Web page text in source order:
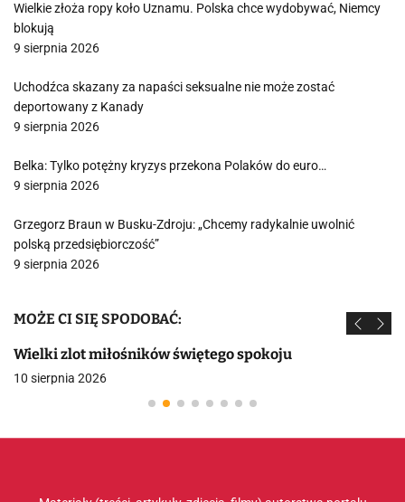
Wielkie złoża ropy koło Uznamu. Polska chce wydobywać, Niemcy
blokują
9 sierpnia 2026
Uchodźca skazany za napaści seksualne nie może zostać
deportowany z Kanady
9 sierpnia 2026
Belka: Tylko potężny kryzys przekona Polaków do euro…
9 sierpnia 2026
Grzegorz Braun w Busku-Zdroju: „Chcemy radykalnie uwolnić
polską przedsiębiorczość”
9 sierpnia 2026
MOŻE CI SIĘ SPODOBAĆ:
Wielki zlot miłośników świętego spokoju
10 sierpnia 2026